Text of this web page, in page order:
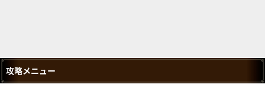
攻略メニュー